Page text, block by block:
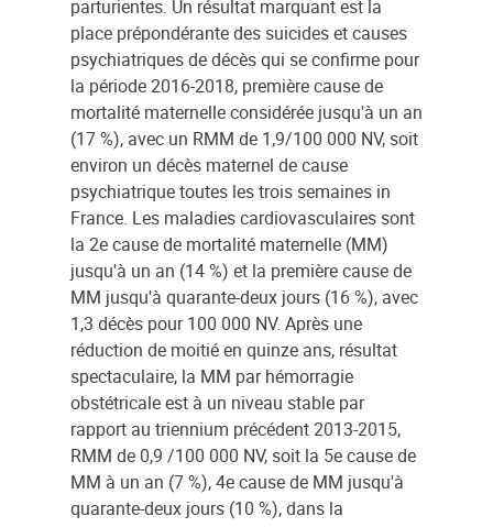
parturientes. Un résultat marquant est la
place prépondérante des suicides et causes
psychiatriques de décès qui se confirme pour
la période 2016-2018, première cause de
mortalité maternelle considérée jusqu'à un an
(17 %), avec un RMM de 1,9/100 000 NV, soit
environ un décès maternel de cause
psychiatrique toutes les trois semaines in
France. Les maladies cardiovasculaires sont
la 2e cause de mortalité maternelle (MM)
jusqu'à un an (14 %) et la première cause de
MM jusqu'à quarante-deux jours (16 %), avec
1,3 décès pour 100 000 NV. Après une
réduction de moitié en quinze ans, résultat
spectaculaire, la MM par hémorragie
obstétricale est à un niveau stable par
rapport au triennium précédent 2013-2015,
RMM de 0,9 /100 000 NV, soit la 5e cause de
MM à un an (7 %), 4e cause de MM jusqu'à
quarante-deux jours (10 %), dans la